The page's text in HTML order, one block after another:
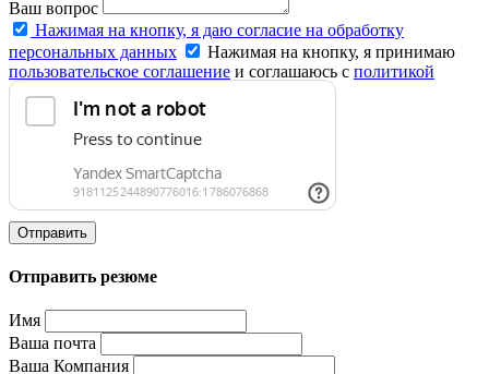
Ваш вопрос
Нажимая на кнопку, я даю согласие на обработку
персональных данных
Нажимая на кнопку, я принимаю
пользовательское соглашение и соглашаюсь с политикой
конфиденциальности
Отправить
Отправить резюме
Имя
Ваша почта
Ваша Компания